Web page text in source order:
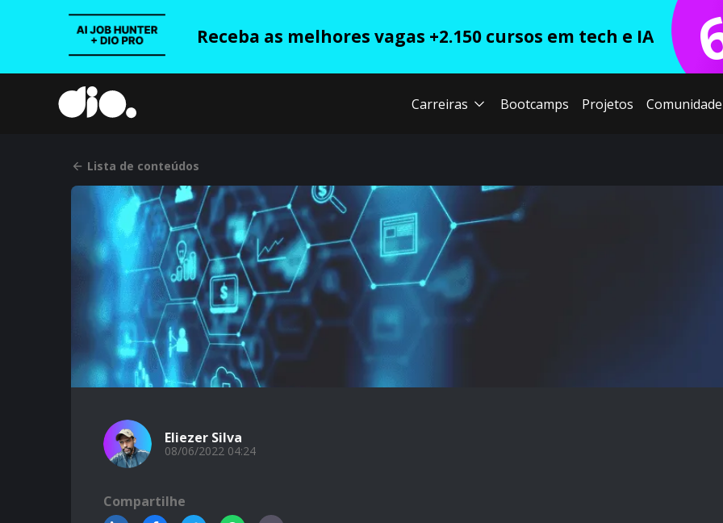
Receba as melhores vagas +2.150 cursos em tech e IA
Carreiras Bootcamps Projetos Comunidade
Lista de conteúdos
Eliezer Silva
08/06/2022 04:24
Compartilhe